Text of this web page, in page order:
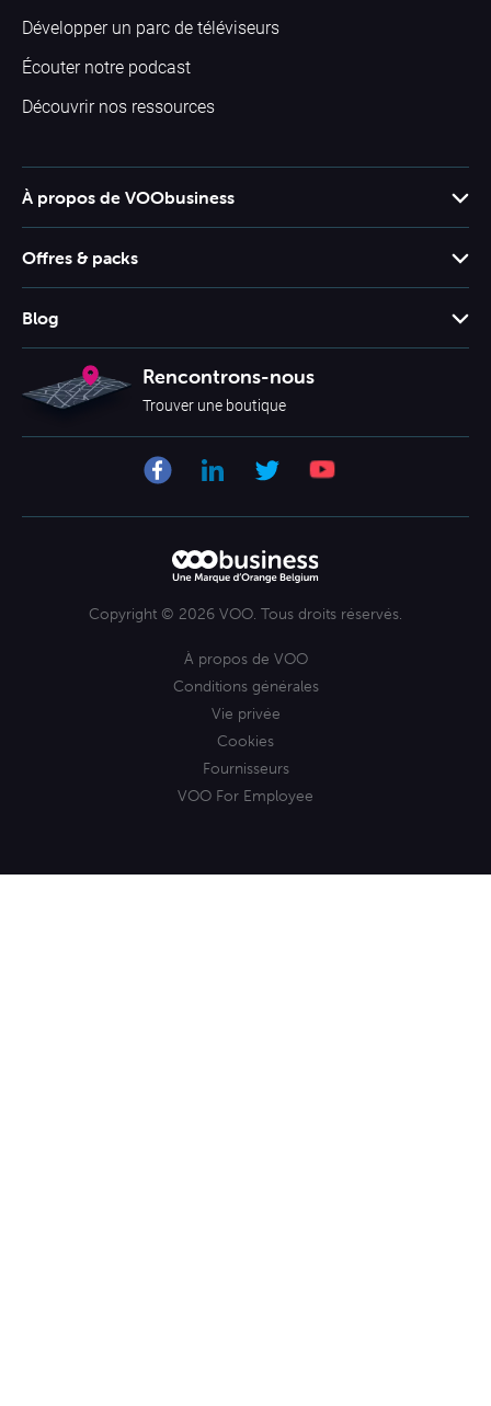
Développer un parc de téléviseurs
Écouter notre podcast
Découvrir nos ressources
À propos de VOObusiness
Support client
Offres & packs
Offres & packs
Grilles tarifaires
Tarifs mobile
Smartphones
Blog
Booster son business
Business
La technologie VOObusiness
Rencontrons-nous
Trouver une boutique
Copyright © 2026 VOO. Tous droits réservés.
À propos de VOO
Conditions générales
Vie privée
Cookies
Fournisseurs
VOO For Employee